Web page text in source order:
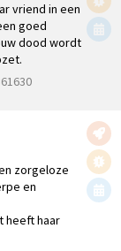
vriend in een
goed
dood wordt
zorgeloze
en
heeft haar